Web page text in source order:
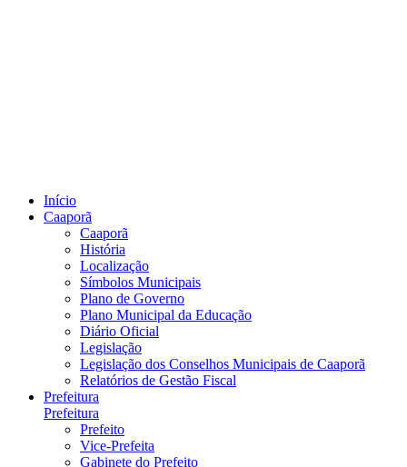
Início
Caaporã
Caaporã
História
Localização
Símbolos Municipais
Plano de Governo
Plano Municipal da Educação
Diário Oficial
Legislação
Legislação dos Conselhos Municipais de Caaporã
Relatórios de Gestão Fiscal
Prefeitura
Prefeitura
Prefeito
Vice-Prefeita
Gabinete do Prefeito